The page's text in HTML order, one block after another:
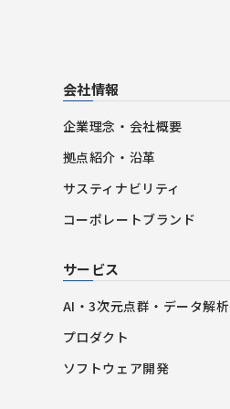
会社情報
企業理念・会社概要
拠点紹介・沿革
サスティナビリティ
コーポレートブランド
サービス
AI・3次元点群・データ解析
プロダクト
ソフトウェア開発